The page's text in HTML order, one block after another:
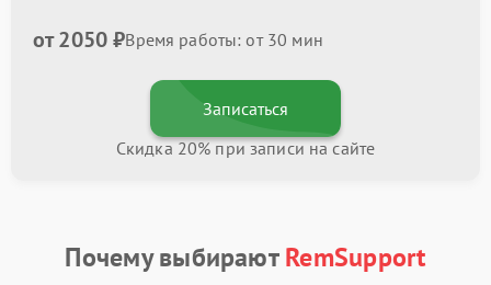
от 2050 ₽Время работы: от 30 мин
Записаться
Скидка 20% при записи на сайте
Почему выбираютRemSupport